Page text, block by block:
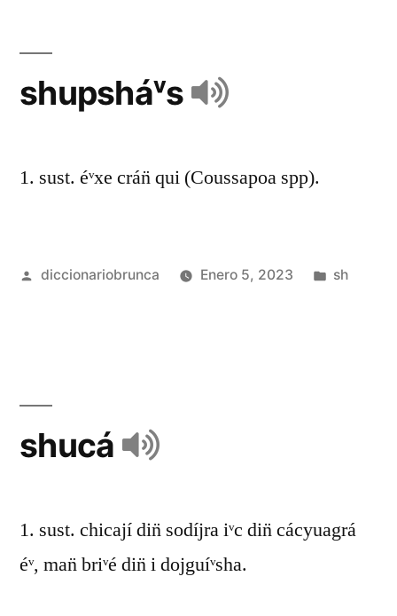
shupsháᵛs
1. sust. éᵛxe crán̈ qui (Coussapoa spp).
diccionariobrunca Enero 5, 2023 sh
shucá
1. sust. chicají din̈ sodíjra iᵛc din̈ cácyuagrá
éᵛ, man̈ briᵛé din̈ i dojguíᵛsha.